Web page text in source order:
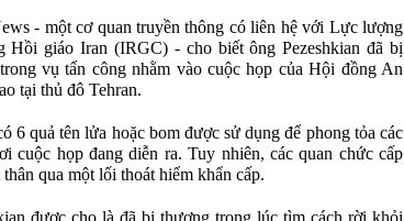
- một cơ quan truyền thông có liên hệ với Lực lượng
Hồi giáo Iran (IRGC) - cho biết ông Pezeshkian đã bị
vụ tấn công nhằm vào cuộc họp của Hội đồng An
tại thủ đô Tehran.
6 quả tên lửa hoặc bom được sử dụng để phong tỏa các
cuộc họp đang diễn ra. Tuy nhiên, các quan chức cấp
qua một lối thoát hiểm khẩn cấp.